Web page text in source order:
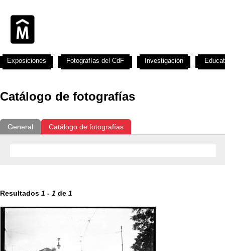
Catálogo de fotografías
General Catálogo de fotografías
Resultados 1 - 1 de 1
Exposiciones Fotografías del CdF Investigación